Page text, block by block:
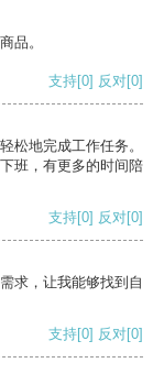
品。
支持[0] 反对[0]
松地完成工作任务。
班，有更多的时间陪
支持[0] 反对[0]
求，让我能够找到自
支持[0] 反对[0]